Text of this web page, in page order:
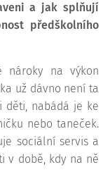
a jak splňují
předškolního
nároky na výkon
už dávno není ta
děti, nabádá je ke
nebo taneček.
sociální servis a
v době, kdy na ně